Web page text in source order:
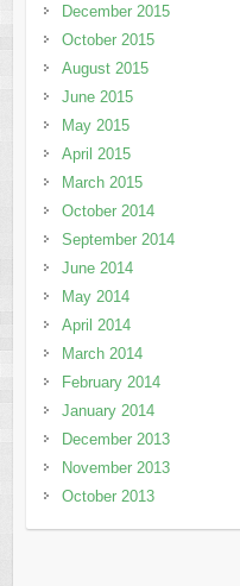
December 2015
October 2015
August 2015
June 2015
May 2015
April 2015
March 2015
October 2014
September 2014
June 2014
May 2014
April 2014
March 2014
February 2014
January 2014
December 2013
November 2013
October 2013